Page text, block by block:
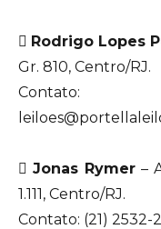
 Rodrigo Lopes
Gr. 810, Centro/RJ.
Contato:
Jonas Rymer –
1.111, Centro/RJ.
Contato: (21) 2532-